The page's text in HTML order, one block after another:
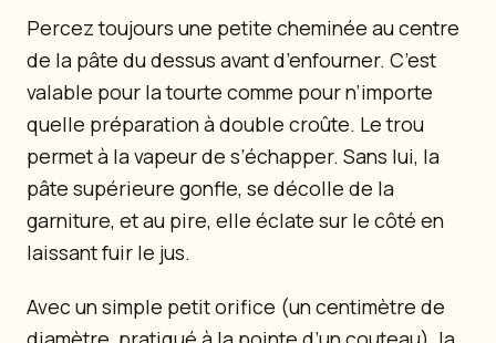
Percez toujours une petite cheminée au centre
de la pâte du dessus avant d’enfourner. C’est
valable pour la tourte comme pour n’importe
quelle préparation à double croûte. Le trou
permet à la vapeur de s’échapper. Sans lui, la
pâte supérieure gonfle, se décolle de la
garniture, et au pire, elle éclate sur le côté en
laissant fuir le jus.
Avec un simple petit orifice (un centimètre de